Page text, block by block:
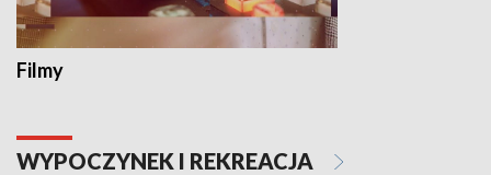
Filmy
WYPOCZYNEK I REKREACJA